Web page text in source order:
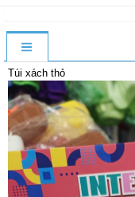
Túi xách thỏ